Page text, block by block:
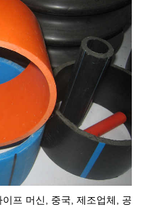
프 머신, 중국, 제조업체, 공